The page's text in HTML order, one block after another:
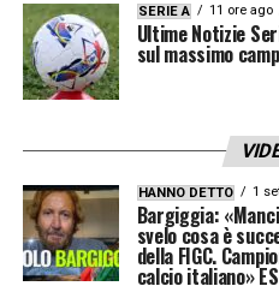
SERIE A 11 ore ago
Ultime Notizie
sul massimo
HANNO DETTO 1
Bargiggia:
svelo cosa è
della FIGC.
calcio italiano»